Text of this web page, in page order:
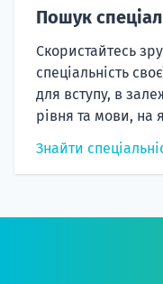
Пошук
Скористайтесь
спеціальність
для вступу, в
рівня та мови, на
Знайти